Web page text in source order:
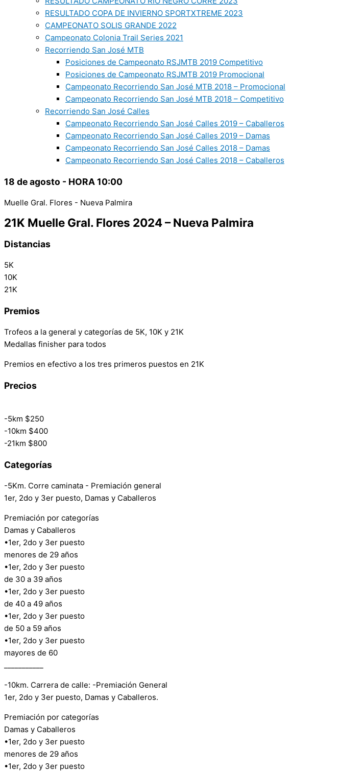
RESULTADO COPA DE INVIERNO SPORTXTREME 2023
CAMPEONATO SOLIS GRANDE 2022
Campeonato Colonia Trail Series 2021
Recorriendo San José MTB
Posiciones de Campeonato RSJMTB 2019 Competitivo
Posiciones de Campeonato RSJMTB 2019 Promocional
Campeonato Recorriendo San José MTB 2018 – Promocional
Campeonato Recorriendo San José MTB 2018 – Competitivo
Recorriendo San José Calles
Campeonato Recorriendo San José Calles 2019 – Caballeros
Campeonato Recorriendo San José Calles 2019 – Damas
Campeonato Recorriendo San José Calles 2018 – Damas
Campeonato Recorriendo San José Calles 2018 – Caballeros
18 de agosto - HORA 10:00
Muelle Gral. Flores - Nueva Palmira
21K Muelle Gral. Flores 2024 – Nueva Palmira
Distancias
5K
10K
21K
Premios
Trofeos a la general y categorías de 5K, 10K y 21K
Medallas finisher para todos
Premios en efectivo a los tres primeros puestos en 21K
Precios
-5km $250
-10km $400
-21km $800
Categorías
-5Km. Corre caminata - Premiación general
1er, 2do y 3er puesto, Damas y Caballeros
Premiación por categorías
Damas y Caballeros
•1er, 2do y 3er puesto
menores de 29 años
•1er, 2do y 3er puesto
de 30 a 39 años
•1er, 2do y 3er puesto
de 40 a 49 años
•1er, 2do y 3er puesto
de 50 a 59 años
•1er, 2do y 3er puesto
mayores de 60
-10km. Carrera de calle: -Premiación General
1er, 2do y 3er puesto, Damas y Caballeros.
Premiación por categorías
Damas y Caballeros
•1er, 2do y 3er puesto
menores de 29 años
•1er, 2do y 3er puesto